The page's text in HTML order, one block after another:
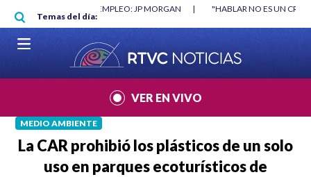
Pasar al contenido principal
Temas del día:
"HABLAR NO ES UN CRIMEN": CARTA DE BETO CORAL |
VER EN VIVO
MEDIO AMBIENTE
La CAR prohibió los plásticos de un solo
uso en parques ecoturísticos de